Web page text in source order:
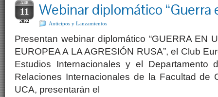
ABR
11
2022
Webinar diplomático “Guerra
Anticipos y Lanzamientos
Presentan webinar diplomático “GUERRA EN
EUROPEA A LA AGRESIÓN RUSA”, el Club
Estudios Internacionales y el Departamento
Relaciones Internacionales de la Facultad de
UCA, presentarán el